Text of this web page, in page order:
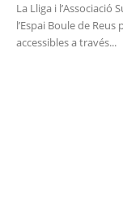
La Lliga i
l’Espai Boule de
accessibles a través...